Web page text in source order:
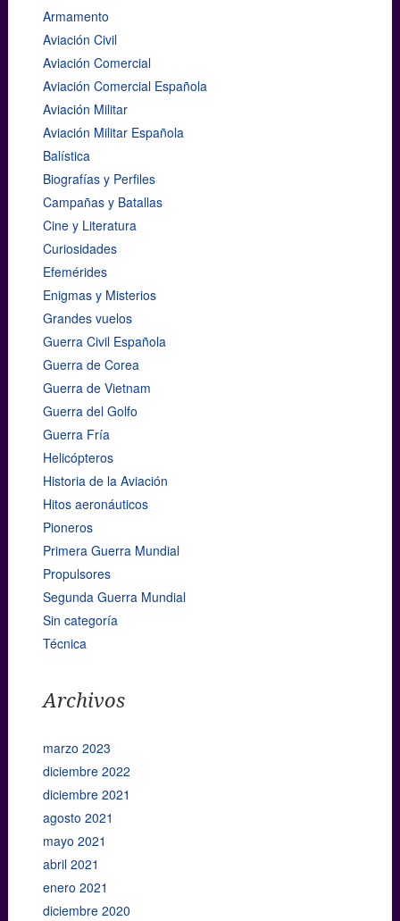
Armamento
Aviación Civil
Aviación Comercial
Aviación Comercial Española
Aviación Militar
Aviación Militar Española
Balística
Biografías y Perfiles
Campañas y Batallas
Cine y Literatura
Curiosidades
Efemérides
Enigmas y Misterios
Grandes vuelos
Guerra Civil Española
Guerra de Corea
Guerra de Vietnam
Guerra del Golfo
Guerra Fría
Helicópteros
Historia de la Aviación
Hitos aeronáuticos
Pioneros
Primera Guerra Mundial
Propulsores
Segunda Guerra Mundial
Sin categoría
Técnica
Archivos
marzo 2023
diciembre 2022
diciembre 2021
agosto 2021
mayo 2021
abril 2021
enero 2021
diciembre 2020